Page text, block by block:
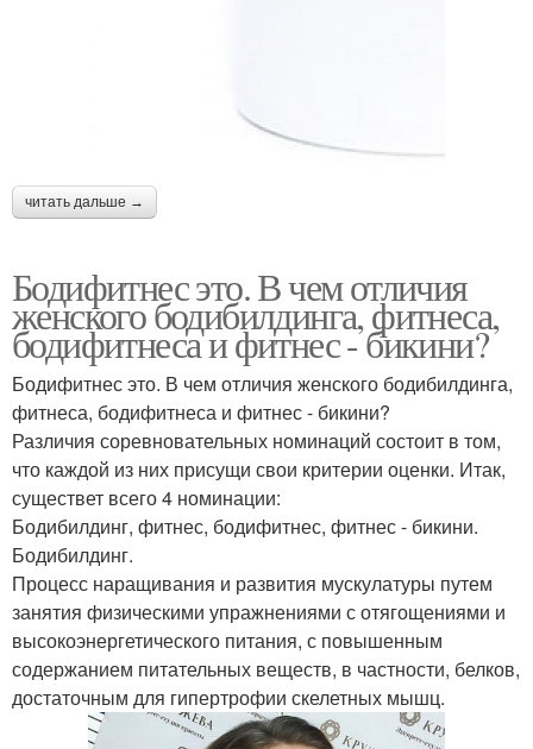
читать дальше →
Бодифитнес это. В чем отличия
женского бодибилдинга, фитнеса,
бодифитнеса и фитнес - бикини?
Бодифитнес это. В чем отличия женского бодибилдинга,
фитнеса, бодифитнеса и фитнес - бикини?
Различия соревновательных номинаций состоит в том,
что каждой из них присущи свои критерии оценки. Итак,
существет всего 4 номинации:
Бодибилдинг, фитнес, бодифитнес, фитнес - бикини.
Бодибилдинг.
Процесс наращивания и развития мускулатуры путем
занятия физическими упражнениями с отягощениями и
высокоэнергетического питания, с повышенным
содержанием питательных веществ, в частности, белков,
достаточным для гипертрофии скелетных мышц.